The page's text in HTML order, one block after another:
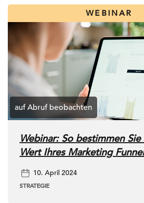
WEBINAR
Webinar: So bestimmen
Wert Ihres Marketing
10. April 2024
STRATEGIE